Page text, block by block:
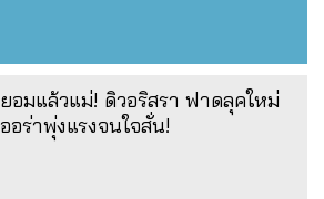
ยอมแล้วแม่! ดิวอริสรา ฟาดลุคใหม่
ออร่าพุ่งแรงจนใจสั่น!